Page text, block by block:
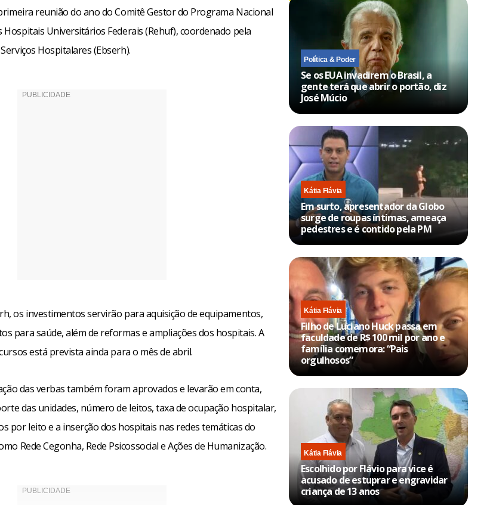
reunião do ano do Comitê Gestor do Programa Nacional
Universitários Federais (Rehuf), coordenado pela
Hospitalares (Ebserh).
os investimentos servirão para aquisição de equipamentos,
para saúde, além de reformas e ampliações dos hospitais. A
está prevista ainda para o mês de abril.
das verbas também foram aprovados e levarão em conta,
das unidades, número de leitos, taxa de ocupação hospitalar,
por leito e a inserção dos hospitais nas redes temáticas do
Rede Cegonha, Rede Psicossocial e Ações de Humanização.
Política & Poder
Se os EUA invadirem o Brasil, a
gente terá que abrir o portão, diz
José Múcio
Kátia Flávia
Em surto, apresentador da Globo
surge de roupas íntimas, ameaça
pedestres e é contido pela PM
Kátia Flávia
Filho de Luciano Huck passa em
faculdade de R$ 100 mil por ano e
família comemora: “Pais
orgulhosos”
Kátia Flávia
Escolhido por Flávio para vice é
acusado de estuprar e engravidar
criança de 13 anos